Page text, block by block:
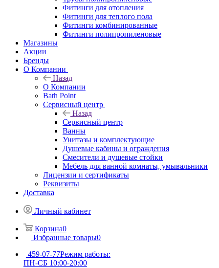
Фитинги для отопления
Фитинги для теплого пола
Фитинги комбинированные
Фитинги полипропиленовые
Магазины
Акции
Бренды
О Компании
Назад
О Компании
Bath Point
Сервисный центр
Назад
Сервисный центр
Ванны
Унитазы и комплектующие
Душевые кабины и ограждения
Смесители и душевые стойки
Мебель для ванной комнаты, умывальники
Лицензии и сертификаты
Реквизиты
Доставка
Личный кабинет
Корзина0
Избранные товары0
459-07-77Режим работы:
ПН-СБ 10:00-20:00